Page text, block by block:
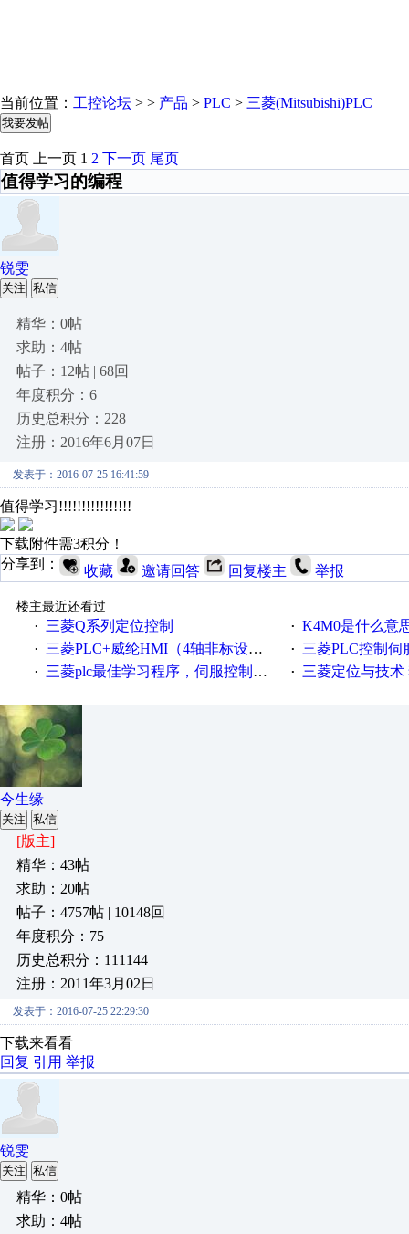
当前位置： 工控论坛 > > 产品 > PLC > 三菱(Mitsubishi)PLC
我要发帖
首页 上一页 1 2 下一页 尾页
值得学习的编程
锐雯
关注 私信
精华：0帖
求助：4帖
帖子：12帖 | 68回
年度积分：6
历史总积分：228
注册：2016年6月07日
发表于：2016-07-25 16:41:59
值得学习!!!!!!!!!!!!!!!!
下载附件需3积分！
分享到：
收藏 邀请回答 回复楼主 举报
楼主最近还看过
·
三菱Q系列定位控制 · K4M0是什么意
· 三菱PLC+威纶HMI（4轴非标设备）（PLC程序、HMI画面、CAD电气原理图纸 · 三菱PLC控制伺
· 三菱plc最佳学习程序，伺服控制，各种报警，注释详细，看的懂，学得快！ · 三菱定位与技术
今生缘
关注 私信
[版主]
精华：43帖
求助：20帖
帖子：4757帖 | 10148回
年度积分：75
历史总积分：111144
注册：2011年3月02日
发表于：2016-07-25 22:29:30
下载来看看
回复 引用 举报
锐雯
关注 私信
精华：0帖
求助：4帖